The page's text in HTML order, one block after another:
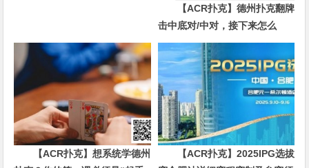
【ACR扑克】德州扑克翻牌
击中底对/中对，接下来怎么
办？90%玩家都犯错的关键点！
【ACR扑克】想系统学德州
【ACR扑克】2025IPG选拔